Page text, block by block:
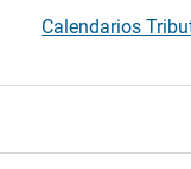
Calendarios